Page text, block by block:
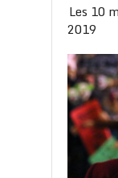
Les 10
2019